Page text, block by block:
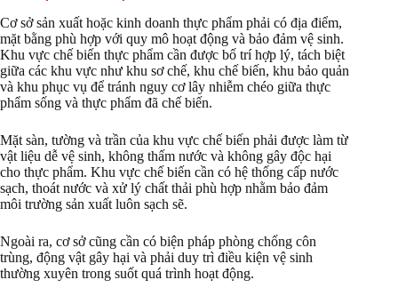
Cơ sở sản xuất hoặc kinh doanh thực phẩm phải có địa điểm,
mặt bằng phù hợp với quy mô hoạt động và bảo đảm vệ sinh.
Khu vực chế biến thực phẩm cần được bố trí hợp lý, tách biệt
giữa các khu vực như khu sơ chế, khu chế biến, khu bảo quản
và khu phục vụ để tránh nguy cơ lây nhiễm chéo giữa thực
phẩm sống và thực phẩm đã chế biến.
Mặt sàn, tường và trần của khu vực chế biến phải được làm từ
vật liệu dễ vệ sinh, không thấm nước và không gây độc hại
cho thực phẩm. Khu vực chế biến cần có hệ thống cấp nước
sạch, thoát nước và xử lý chất thải phù hợp nhằm bảo đảm
môi trường sản xuất luôn sạch sẽ.
Ngoài ra, cơ sở cũng cần có biện pháp phòng chống côn
trùng, động vật gây hại và phải duy trì điều kiện vệ sinh
thường xuyên trong suốt quá trình hoạt động.